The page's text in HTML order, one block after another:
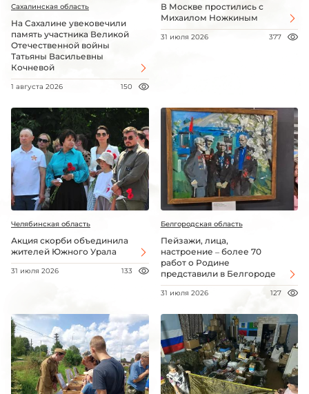
Сахалинская область
На Сахалине увековечили
память участника Великой
Отечественной войны
Татьяны Васильевны
Кочневой
1 августа 2026 150
В Москве простились с
Михаилом Ножкиным
31 июля 2026 377
Челябинская область
Акция скорби объединила
жителей Южного Урала
31 июля 2026 133
Белгородская область
Пейзажи, лица,
настроение – более 70
работ о Родине
представили в Белгороде
31 июля 2026 127